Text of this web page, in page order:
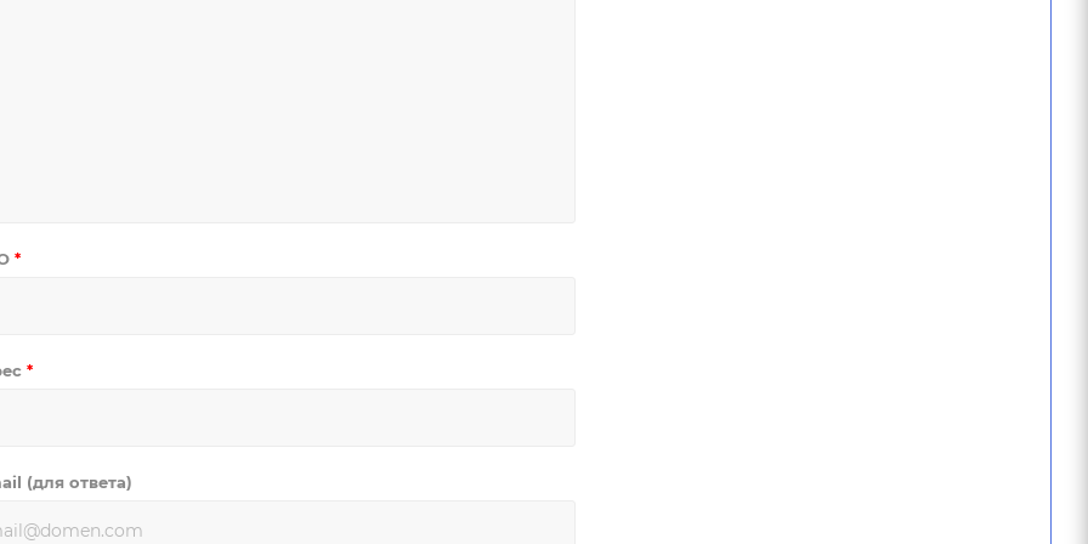
*
*
(для ответа)